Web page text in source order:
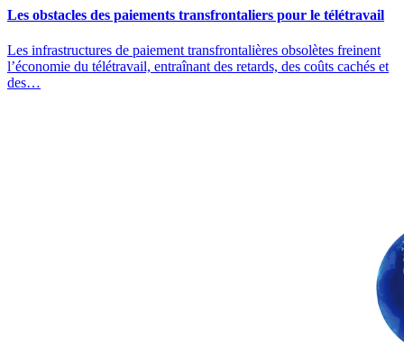
Les obstacles des paiements transfrontaliers pour le télétravail
Les infrastructures de paiement transfrontalières obsolètes freinent
l’économie du télétravail, entraînant des retards, des coûts cachés et
des…